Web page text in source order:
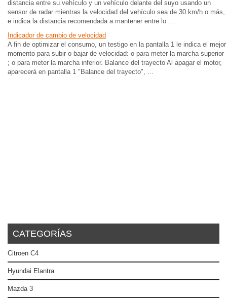
distancia entre su vehículo y un vehículo delante del suyo usando un
sensor de radar mientras la velocidad del vehículo sea de 30 km/h o más,
e indica la distancia recomendada a mantener entre lo ...
Indicador de cambio de velocidad
A fin de optimizar el consumo, un testigo en la pantalla 1 le indica el mejor
momento para subir o bajar de velocidad: o para meter la marcha superior
; o para meter la marcha inferior. Balance del trayecto Al apagar el motor,
aparecerá en pantalla 1 "Balance del trayecto", ...
CATEGORÍAS
Citroen C4
Hyundai Elantra
Mazda 3